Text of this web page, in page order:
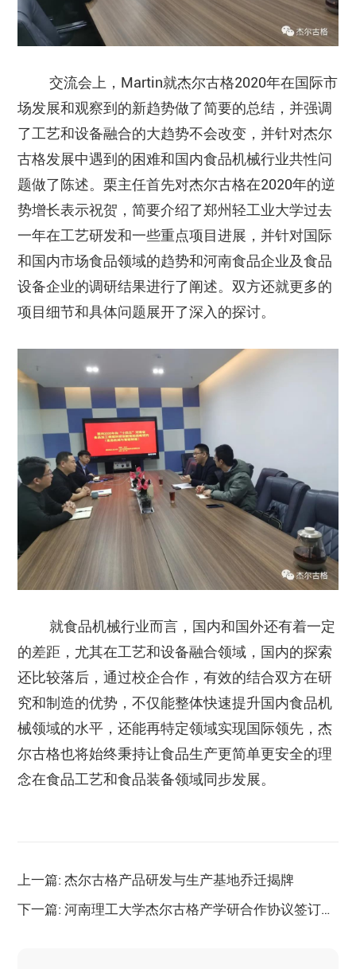
交流会上，Martin就杰尔古格2020年在国际市
场发展和观察到的新趋势做了简要的总结，并强调
了工艺和设备融合的大趋势不会改变，并针对杰尔
古格发展中遇到的困难和国内食品机械行业共性问
题做了陈述。栗主任首先对杰尔古格在2020年的逆
势增长表示祝贺，简要介绍了郑州轻工业大学过去
一年在工艺研发和一些重点项目进展，并针对国际
和国内市场食品领域的趋势和河南食品企业及食品
设备企业的调研结果进行了阐述。双方还就更多的
项目细节和具体问题展开了深入的探讨。
就食品机械行业而言，国内和国外还有着一定
的差距，尤其在工艺和设备融合领域，国内的探索
还比较落后，通过校企合作，有效的结合双方在研
究和制造的优势，不仅能整体快速提升国内食品机
械领域的水平，还能再特定领域实现国际领先，杰
尔古格也将始终秉持让食品生产更简单更安全的理
念在食品工艺和食品装备领域同步发展。
上一篇: 杰尔古格产品研发与生产基地乔迁揭牌
下一篇: 河南理工大学杰尔古格产学研合作协议签订暨“杰尔古格教师发展基金”捐赠仪式